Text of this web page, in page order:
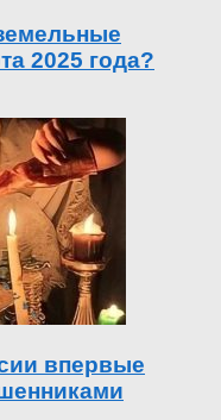
2025 года?
впервые